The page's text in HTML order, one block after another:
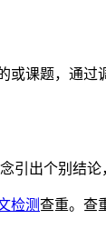
或课题，通过
引出个别结论
检测查重。查